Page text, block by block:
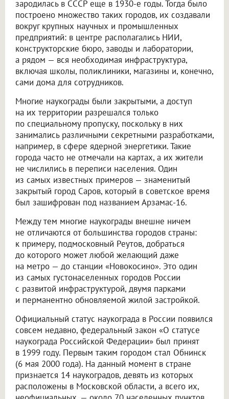
зародилась в СССР еще в 1930-е годы. Тогда было
построено множество таких городов, их создавали
вокруг крупных научных и промышленных
предприятий: в центре располагались НИИ,
конструкторские бюро, заводы и лаборатории,
а рядом — вся необходимая инфраструктура,
включая школы, поликлиники, магазины и, конечно,
сами дома для сотрудников.
Многие наукограды были закрытыми, а доступ
на их территории разрешался только
по специальному пропуску, поскольку в них
занимались различными секретными разработками,
например, в сфере ядерной энергетики. Такие
города часто не отмечали на картах, а их жители
не числились в переписи населения. Один
из самых известных примеров — знаменитый
закрытый город Саров, который в советское время
был зашифрован под названием Арзамас-16.
Между тем многие наукограды внешне ничем
не отличаются от большинства городов страны:
к примеру, подмосковный Реутов, добраться
до которого может любой желающий даже
на метро — до станции «Новокосино». Это один
из самых густонаселенных городов России
с развитой инфраструктурой, двумя парками
и перманентно обновляемой жилой застройкой.
Официальный статус наукограда в России появился
совсем недавно, федеральный закон «О статусе
наукограда Российской Федерации» был принят
в 1999 году. Первым таким городом стал Обнинск
(6 мая 2000 года). На данный момент в стране
признается 14 наукоградов, девять из которых
расположены в Московской области, а всего их,